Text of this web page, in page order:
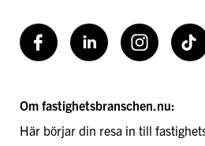
FacebookLinkedInInstagram
Om fastighetsbranschen.nu:
Här börjar din resa in till